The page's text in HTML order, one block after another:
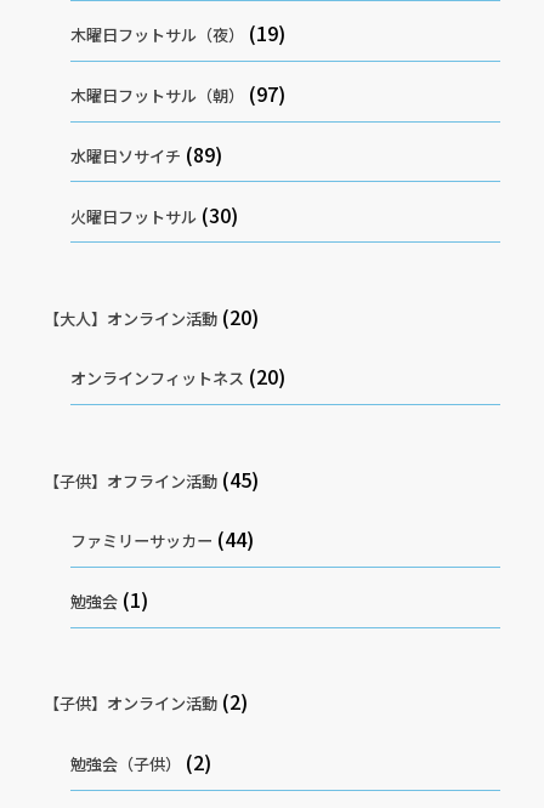
木曜日フットサル（夜） (19)
木曜日フットサル（朝） (97)
水曜日ソサイチ (89)
火曜日フットサル (30)
【大人】オンライン活動(20)
オンラインフィットネス (20)
【子供】オフライン活動(45)
ファミリーサッカー (44)
勉強会 (1)
【子供】オンライン活動(2)
勉強会（子供） (2)